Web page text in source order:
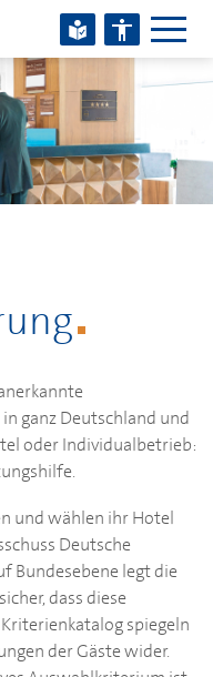
ganz Deutschland und
oder Individualbetrieb:
und wählen ihr Hotel
Deutsche
Bundesebene legt die
dass diese
spiegeln
der Gäste wider.